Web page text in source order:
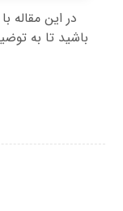
در این
باشید تا به